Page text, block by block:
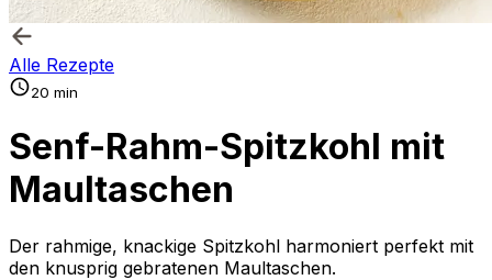
Alle Rezepte
20 min
Senf-Rahm-Spitzkohl mit
Maultaschen
Der rahmige, knackige Spitzkohl harmoniert perfekt mit
den knusprig gebratenen Maultaschen.